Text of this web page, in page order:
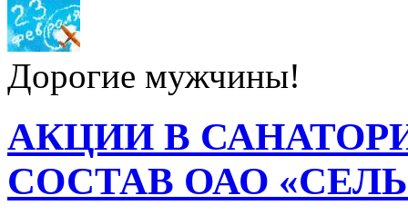
Дорогие мужчины!
АКЦИИ В
СОСТАВ ОАО